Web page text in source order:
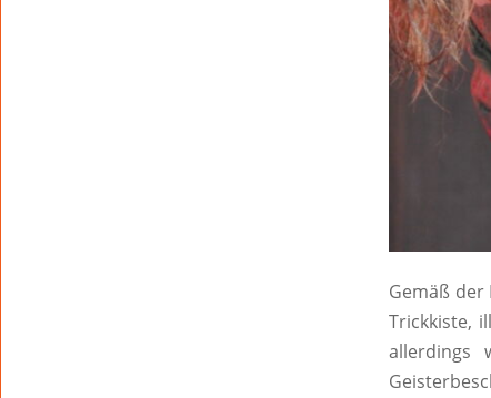
Gemäß der
Trickkiste,
allerdings